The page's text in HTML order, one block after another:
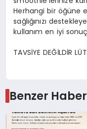
Herhangi bir öğüne
sağlığınızı
kullanım en iyi
TAVSİYE DEĞİLDİR
Benzer